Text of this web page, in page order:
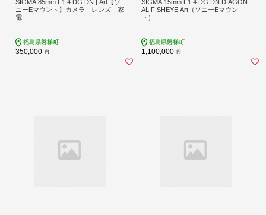
SIGMA 85mm F1.4 DG DN | Art【ソ
ニーEマウント】カメラ レンズ 家
電
福島県磐梯町
350,000 円
SIGMA 15mm F1.4 DG DN DIAGON
AL FISHEYE Art（ソニーEマウン
ト）
福島県磐梯町
1,100,000 円